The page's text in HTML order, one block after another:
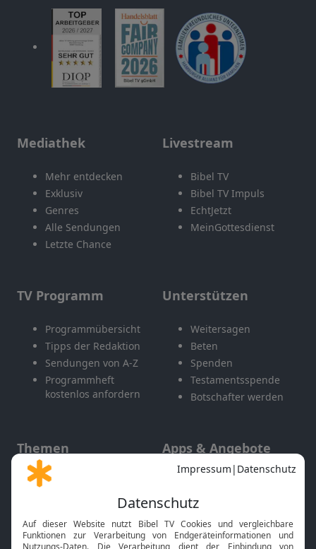
Mediathek
Mehr entdecken
Exklusiv
Genres
Alle Sendungen
Letzte Chance
Livestream
Bibel TV
Bibel TV Impuls
EchtJetzt
MeinGottesdienst
TV Programm
Programmübersicht
Tipps der Redaktion
Sendungen von A-Z
Programmheft
kostenlos anfordern
Unterstützen
Weitersagen
Beten
Spenden
Testamentsspende
Botschafter werden
Themen
Gott und Bibel erklärt
Neuigkeiten
Apps & Angebote
Mobile App
Smart TV